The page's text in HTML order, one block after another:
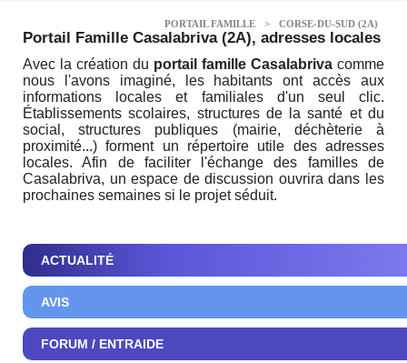
PORTAIL FAMILLE > CORSE-DU-SUD (2A)
Portail Famille Casalabriva (2A), adresses locales
Avec la création du portail famille Casalabriva comme
nous l'avons imaginé, les habitants ont accès aux
informations locales et familiales d'un seul clic.
Établissements scolaires, structures de la santé et du
social, structures publiques (mairie, déchèterie à
proximité...) forment un répertoire utile des adresses
locales. Afin de faciliter l'échange des familles de
Casalabriva, un espace de discussion ouvrira dans les
prochaines semaines si le projet séduit.
ACTUALITÉ
AVIS
FORUM / ENTRAIDE